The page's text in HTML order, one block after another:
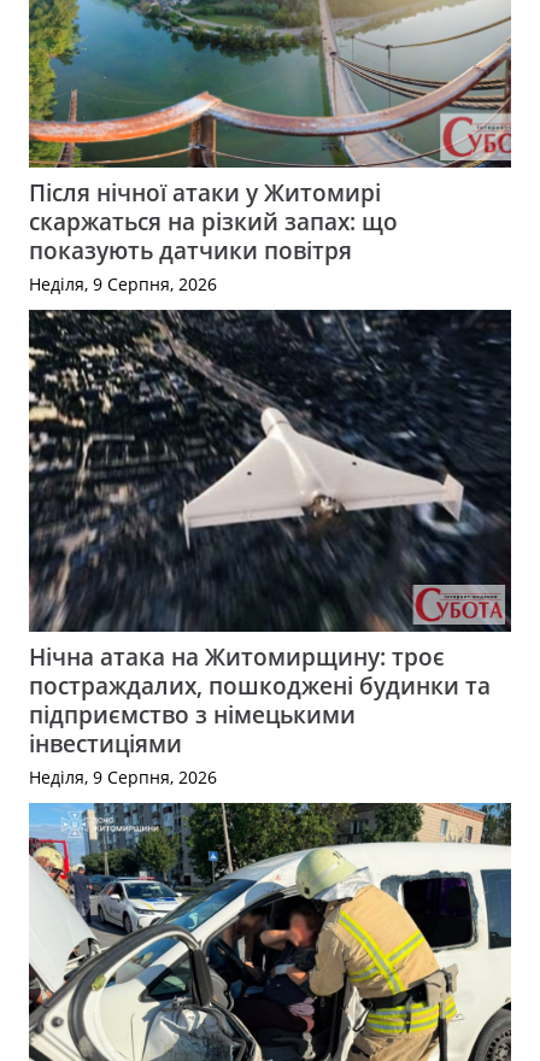
Після нічної атаки у Житомирі
скаржаться на різкий запах: що
показують датчики повітря
Неділя, 9 Серпня, 2026
Нічна атака на Житомирщину: троє
постраждалих, пошкоджені будинки та
підприємство з німецькими
інвестиціями
Неділя, 9 Серпня, 2026